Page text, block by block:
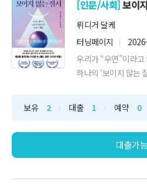
[인문/사회]보이
뤼디거 달케
터닝페이지
우리가 “우연”이라
하나의 ‘보이지 않는
나는지,
보유 2 대출 1 예약 0
대출가능